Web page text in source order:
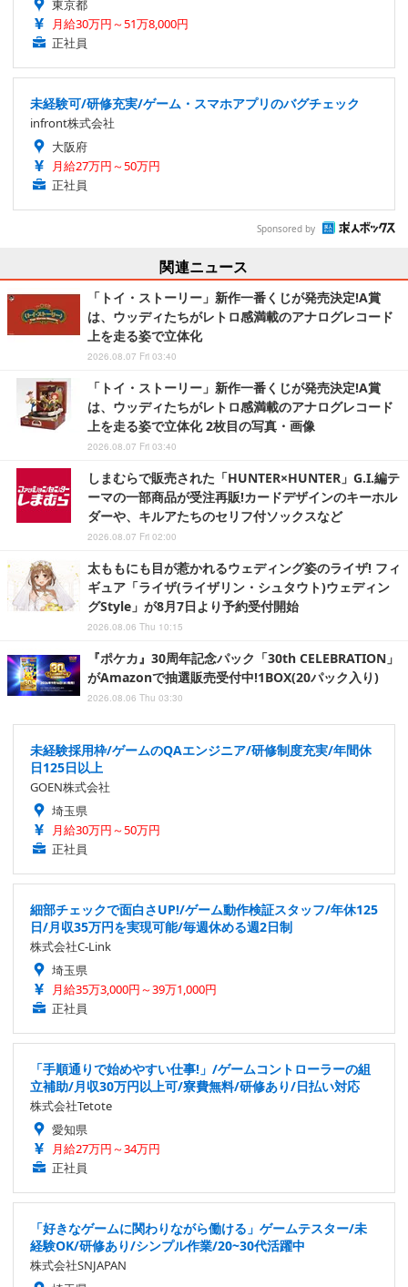
東京都
月給30万円～51万8,000円
正社員
未経験可/研修充実/ゲーム・スマホアプリのバグチェック
infront株式会社
大阪府
月給27万円～50万円
正社員
Sponsored by
関連ニュース
「トイ・ストーリー」新作一番くじが発売決定!A賞
は、ウッディたちがレトロ感満載のアナログレコード
上を走る姿で立体化
2026.08.07 Fri 03:40
「トイ・ストーリー」新作一番くじが発売決定!A賞
は、ウッディたちがレトロ感満載のアナログレコード
上を走る姿で立体化 2枚目の写真・画像
2026.08.07 Fri 03:40
しまむらで販売された「HUNTER×HUNTER」G.I.編テ
ーマの一部商品が受注再販!カードデザインのキーホル
ダーや、キルアたちのセリフ付ソックスなど
2026.08.07 Fri 02:00
太ももにも目が惹かれるウェディング姿のライザ! フィ
ギュア「ライザ(ライザリン・シュタウト)ウェディン
グStyle」が8月7日より予約受付開始
2026.08.06 Thu 10:15
『ポケカ』30周年記念パック「30th CELEBRATION」
がAmazonで抽選販売受付中!1BOX(20パック入り)
2026.08.06 Thu 03:30
未経験採用枠/ゲームのQAエンジニア/研修制度充実/年間休
日125日以上
GOEN株式会社
埼玉県
月給30万円～50万円
正社員
細部チェックで面白さUP!/ゲーム動作検証スタッフ/年休125
日/月収35万円を実現可能/毎週休める週2日制
株式会社C-Link
埼玉県
月給35万3,000円～39万1,000円
正社員
「手順通りで始めやすい仕事!」/ゲームコントローラーの組
立補助/月収30万円以上可/寮費無料/研修あり/日払い対応
株式会社Tetote
愛知県
月給27万円～34万円
正社員
「好きなゲームに関わりながら働ける」ゲームテスター/未
経験OK/研修あり/シンプル作業/20~30代活躍中
株式会社SNJAPAN